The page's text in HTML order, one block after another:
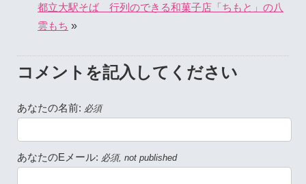
都立大駅そば 行列のできる和菓子店「ちもと」の八
雲もち »
コメントを記入してください
あなたの名前: 必須
あなたのEメール: 必須, not published